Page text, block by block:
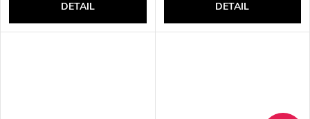
DETAIL DETAIL